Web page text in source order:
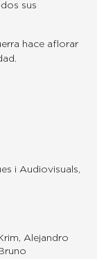
sus
hace aflorar
i Audiovisuals,
Alejandro